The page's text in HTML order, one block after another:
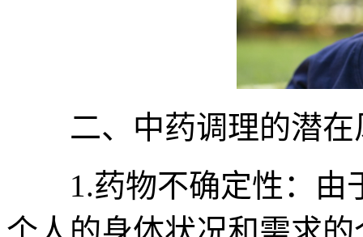
二、中药调理的潜在
1.药物不确定性：由